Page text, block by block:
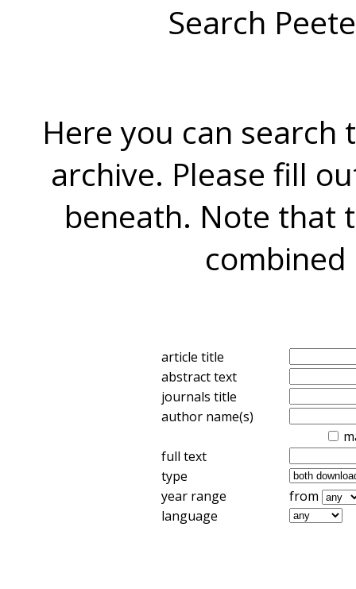
Search
Here you can search
archive. Please fill
beneath. Note that
combined
article title
abstract text
journals title
author name(s)
full text
type
year range
from
language